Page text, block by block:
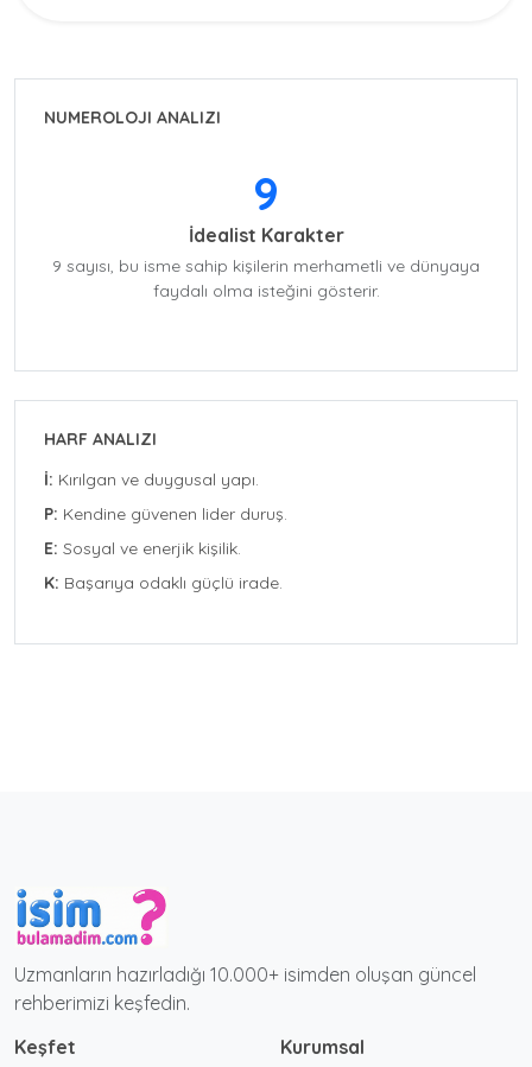
NUMEROLOJI ANALIZI
9
İdealist Karakter
9 sayısı, bu isme sahip kişilerin merhametli ve dünyaya
faydalı olma isteğini gösterir.
HARF ANALIZI
İ: Kırılgan ve duygusal yapı.
P: Kendine güvenen lider duruş.
E: Sosyal ve enerjik kişilik.
K: Başarıya odaklı güçlü irade.
Uzmanların hazırladığı 10.000+ isimden oluşan güncel
rehberimizi keşfedin.
Keşfet
Kurumsal